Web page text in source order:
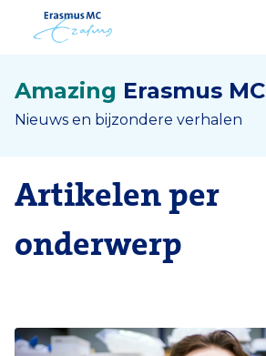
Amazing Erasmus MC
Nieuws en bijzondere verhalen
Artikelen per
onderwerp